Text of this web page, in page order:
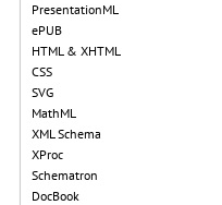
PresentationML
ePUB
HTML & XHTML
CSS
SVG
MathML
XML Schema
XProc
Schematron
DocBook